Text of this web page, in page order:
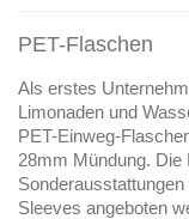
PET-Flaschen
Als erstes
Limonaden und
PET-Einweg-
28mm Mündung.
Sleeves angeboten